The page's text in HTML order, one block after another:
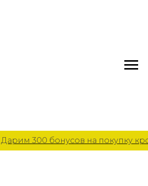
Дарим 300 бонусов на покупку